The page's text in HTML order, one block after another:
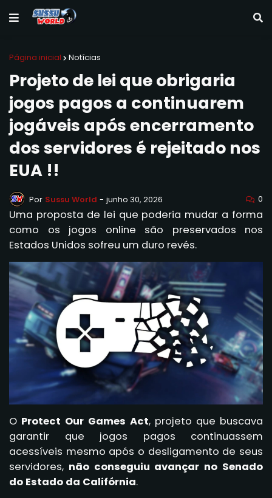
Página inicial Notícias
Projeto de lei que obrigaria
jogos pagos a continuarem
jogáveis após encerramento
dos servidores é rejeitado nos
EUA !!
Por Sussu World - junho 30, 2026 0
Uma proposta de lei que poderia mudar a forma
como os jogos online são preservados nos
Estados Unidos sofreu um duro revés.
O Protect Our Games Act, projeto que buscava
garantir que jogos pagos continuassem
acessíveis mesmo após o desligamento de seus
servidores, não conseguiu avançar no Senado
do Estado da Califórnia.